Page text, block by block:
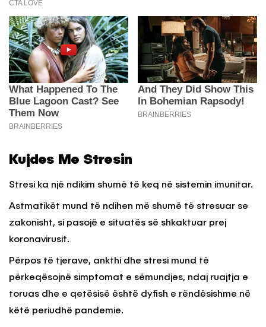
Kujdes Me Stresin
Stresi ka një ndikim shumë të keq në sistemin imunitar.
Astmatikët mund të ndihen më shumë të stresuar se
zakonisht, si pasojë e situatës së shkaktuar prej
koronavirusit.
Përpos të tjerave, ankthi dhe stresi mund të
përkeqësojnë simptomat e sëmundjes, ndaj ruajtja e
toruas dhe e qetësisë është dyfish e rëndësishme në
këtë periudhë pandemie.